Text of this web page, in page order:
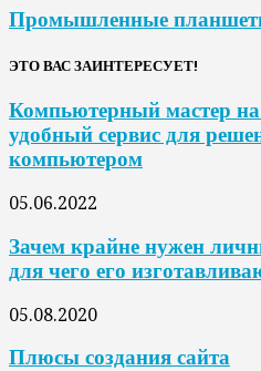
Промышленные
ЭТО ВАС ЗАИНТЕРЕСУЕТ!
Компьютерный мастер
удобный сервис для
компьютером
05.06.2022
Зачем крайне нужен
для чего его
05.08.2020
Плюсы создания сайта